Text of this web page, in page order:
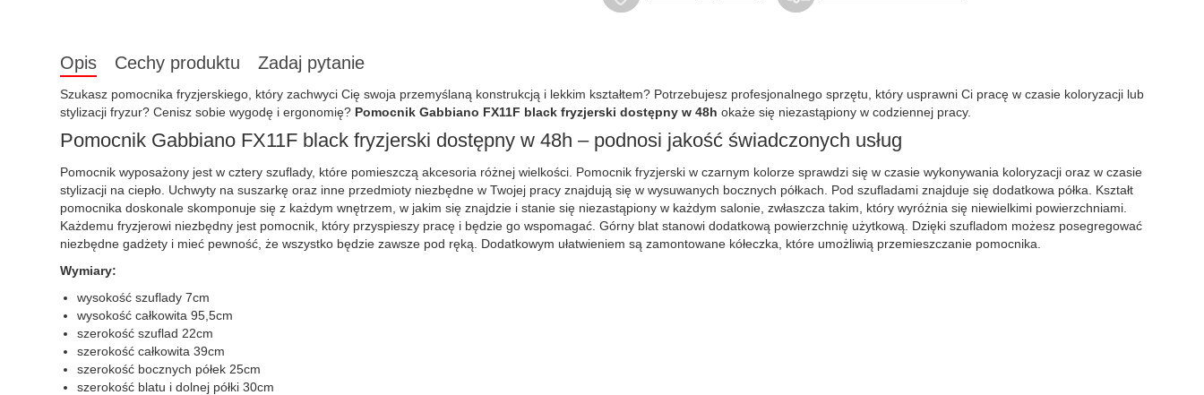
Opis Cechy produktu Zadaj pytanie
Szukasz pomocnika fryzjerskiego, który zachwyci Cię swoja przemyślaną konstrukcją i lekkim kształtem? Potrzebujesz profesjonalnego sprzętu, który usprawni Ci pracę w czasie koloryzacji lub
stylizacji fryzur? Cenisz sobie wygodę i ergonomię? Pomocnik Gabbiano FX11F black fryzjerski dostępny w 48h okaże się niezastąpiony w codziennej pracy.
Pomocnik Gabbiano FX11F black fryzjerski dostępny w 48h – podnosi jakość świadczonych usług
Pomocnik wyposażony jest w cztery szuflady, które pomieszczą akcesoria różnej wielkości. Pomocnik fryzjerski w czarnym kolorze sprawdzi się w czasie wykonywania koloryzacji oraz w czasie
stylizacji na ciepło. Uchwyty na suszarkę oraz inne przedmioty niezbędne w Twojej pracy znajdują się w wysuwanych bocznych półkach. Pod szufladami znajduje się dodatkowa półka. Kształt
pomocnika doskonale skomponuje się z każdym wnętrzem, w jakim się znajdzie i stanie się niezastąpiony w każdym salonie, zwłaszcza takim, który wyróżnia się niewielkimi powierzchniami.
Każdemu fryzjerowi niezbędny jest pomocnik, który przyspieszy pracę i będzie go wspomagać. Górny blat stanowi dodatkową powierzchnię użytkową. Dzięki szufladom możesz posegregować
niezbędne gadżety i mieć pewność, że wszystko będzie zawsze pod ręką. Dodatkowym ułatwieniem są zamontowane kółeczka, które umożliwią przemieszczanie pomocnika.
Wymiary:
wysokość szuflady 7cm
wysokość całkowita 95,5cm
szerokość szuflad 22cm
szerokość całkowita 39cm
szerokość bocznych półek 25cm
szerokość blatu i dolnej półki 30cm